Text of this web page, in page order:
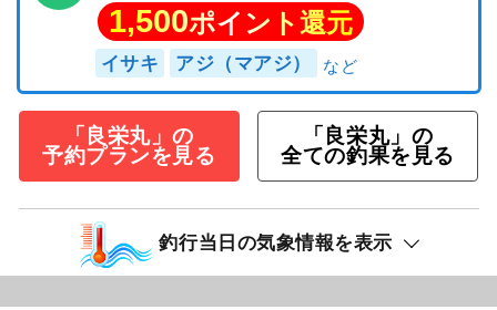
1,500ポイント還元
イサキ アジ（マアジ）
「良栄丸」の
予約プランを見る
「良栄丸」の
全ての釣果を見る
釣行当日の気象情報を表示